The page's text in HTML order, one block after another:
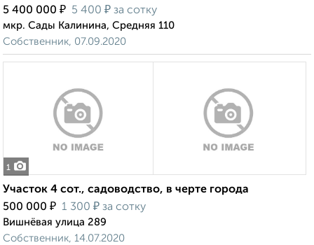
5 400 000 ₽ 5 400 ₽ за сотку
мкр. Сады Калинина, Средняя 110
Собственник, 07.09.2020
1
Участок 4 сот., садоводство, в черте города
500 000 ₽ 1 300 ₽ за сотку
Вишнёвая улица 289
Собственник, 14.07.2020